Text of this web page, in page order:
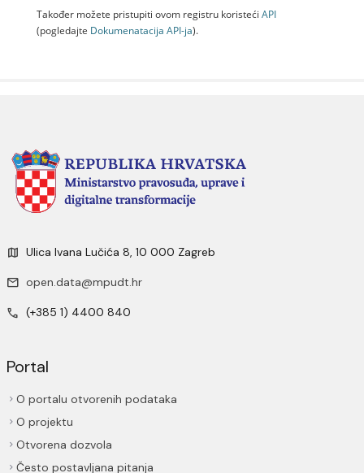
Također možete pristupiti ovom registru koristeći API
(pogledajte Dokumenаtаcijа API-jа).